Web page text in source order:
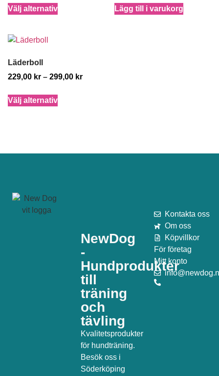
Välj alternativ Lägg till i varukorg
Läderboll
229,00 kr – 299,00 kr
Välj alternativ
NewDog
-
Hundprodukter
till
träning
och
tävling
Kvalitetsprodukter
för hundträning.
Besök oss i
Söderköping
Kontakta oss
Om oss
Köpvillkor
För företag
Mitt konto